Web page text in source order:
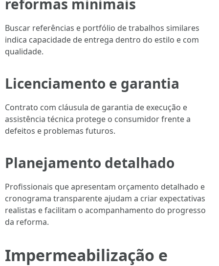
reformas minimais
Buscar referências e portfólio de trabalhos similares
indica capacidade de entrega dentro do estilo e com
qualidade.
Licenciamento e garantia
Contrato com cláusula de garantia de execução e
assistência técnica protege o consumidor frente a
defeitos e problemas futuros.
Planejamento detalhado
Profissionais que apresentam orçamento detalhado e
cronograma transparente ajudam a criar expectativas
realistas e facilitam o acompanhamento do progresso
da reforma.
Impermeabilização e